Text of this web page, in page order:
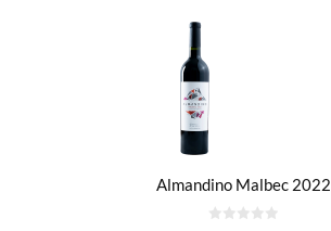
Almandino Malbec 2022